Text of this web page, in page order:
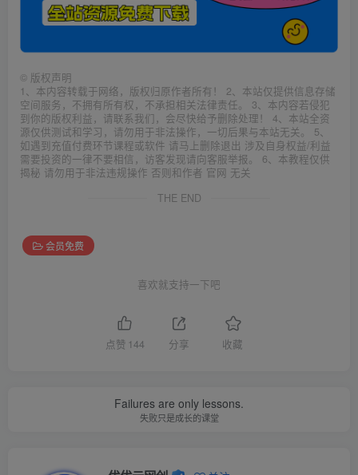
© 版权声明
1、本内容转载于网络，版权归原作者所有！ 2、本站仅提供信息存储
空间服务，不拥有所有权，不承担相关法律责任。 3、本内容若侵犯
到你的版权利益，请联系我们，会尽快给予删除处理！ 4、本站全资
源仅供测试和学习，请勿用于非法操作，一切后果与本站无关。 5、
如遇到充值付费环节课程或软件 请马上删除退出 涉及自身权益/利益
需要投资的一律不要相信，访客发现请向客服举报。 6、本教程仅供
揭秘 请勿用于非法违规操作 否则和作者 官网 无关
THE END
会员免费
喜欢就支持一下吧
点赞 144 分享 收藏
Failures are only lessons.
失败只是成长的课堂